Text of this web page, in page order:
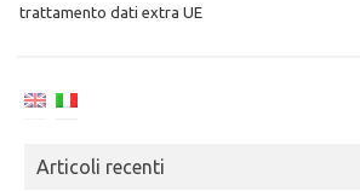
trattamento dati extra UE
Articoli recenti